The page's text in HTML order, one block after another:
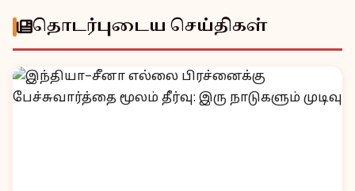
தொடர்புடைய செய்திகள்